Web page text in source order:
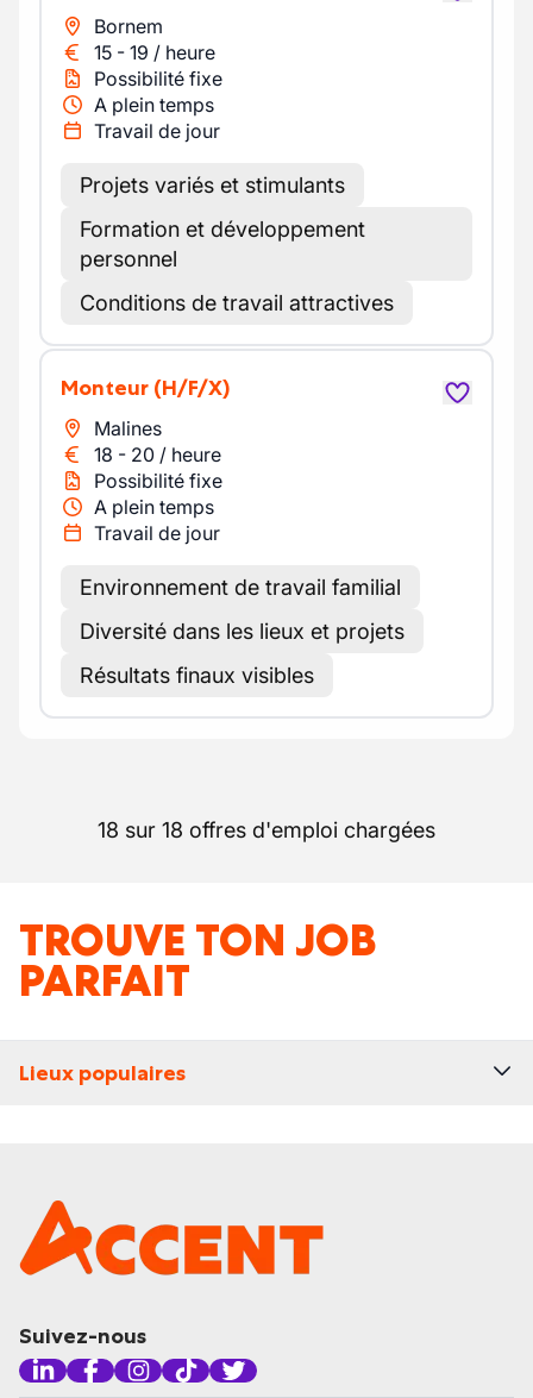
Bornem
15 - 19 / heure
Possibilité fixe
A plein temps
Travail de jour
Projets variés et stimulants
Formation et développement
personnel
Conditions de travail attractives
Monteur (H/F/X)
Malines
18 - 20 / heure
Possibilité fixe
A plein temps
Travail de jour
Environnement de travail familial
Diversité dans les lieux et projets
Résultats finaux visibles
18 sur 18 offres d'emploi chargées
TROUVE TON JOB
PARFAIT
Lieux populaires
Suivez-nous